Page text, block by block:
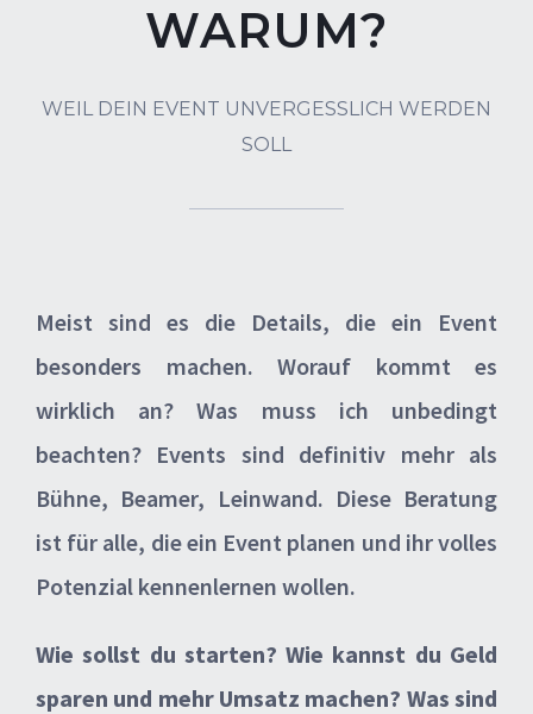
WARUM?
WEIL DEIN EVENT UNVERGESSLICH WERDEN
SOLL
Meist sind es die Details, die ein Event
besonders machen. Worauf kommt es
wirklich an? Was muss ich unbedingt
beachten? Events sind definitiv mehr als
Bühne, Beamer, Leinwand. Diese Beratung
ist für alle, die ein Event planen und ihr volles
Potenzial kennenlernen wollen.
Wie sollst du starten?Wie kannst du Geld
sparen und mehr Umsatz machen? Was sind